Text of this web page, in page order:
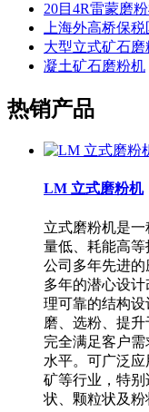
20目4R雷蒙磨
上海外高桥保
大型立式矿石磨
凝土矿石磨粉机
热销产品
LM 立式磨粉机
立式磨粉机是
量低、耗能高
公司多年先进
多年的潜心设
理可靠的结构
磨、选粉、提
完全满足客户
水平。可广泛
矿等行业，特
状、颗粒状及粉